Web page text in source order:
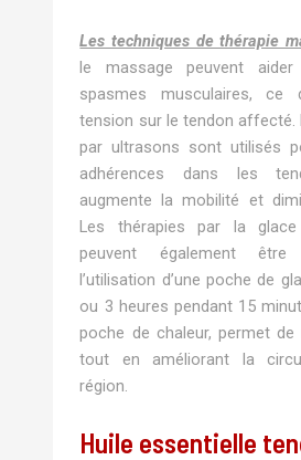
Les techniques de thérapie
le massage peuvent
spasmes musculaires, ce
tension sur le tendon affecté.
par ultrasons sont utilisés
adhérences dans les
augmente la mobilité et
Les thérapies par la
peuvent également
l’utilisation d’une poche de
ou 3 heures pendant 15
poche de chaleur, permet de
tout en améliorant la
région.
Huile essentielle